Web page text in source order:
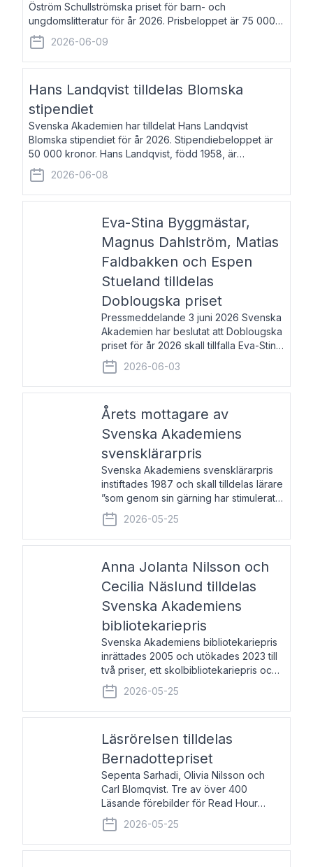
Öström Schullströmska priset för barn- och
ungdomslitteratur för år 2026. Prisbeloppet är 75 000
kronor vardera. Elin Bengtsson, född 1987, är författare
och forskare i genusvetenskap.
2026-06-09
Hans Landqvist tilldelas Blomska
stipendiet
Svenska Akademien har tilldelat Hans Landqvist
Blomska stipendiet för år 2026. Stipendiebeloppet är
50 000 kronor. Hans Landqvist, född 1958, är
professor i svenska vid Göteborgs universitet. Han
disputerade år 2000 på avhandlingen Författn
2026-06-08
Eva-Stina Byggmästar,
Magnus Dahlström, Matias
Faldbakken och Espen
Stueland tilldelas
Doblougska priset
Pressmeddelande 3 juni 2026 Svenska
Akademien har beslutat att Doblougska
priset för år 2026 skall tillfalla Eva-Stina
Byggmästar, Magnus Dahlström, Matias
Faldbakken samt Espen Stueland.
Prisbeloppet är 200 000 svenska
2026-06-03
Årets mottagare av
Svenska Akademiens
svensklärarpris
Svenska Akademiens svensklärarpris
instiftades 1987 och skall tilldelas lärare
”som genom sin gärning har stimulerat
intresset hos unga människor för
svenska språket och litteraturen”.
Prisutdelning och samtal med
2026-05-25
Anna Jolanta Nilsson och
Cecilia Näslund tilldelas
Svenska Akademiens
bibliotekariepris
Svenska Akademiens bibliotekariepris
inrättades 2005 och utökades 2023 till
två priser, ett skolbibliotekariepris och
ett folkbibliotekariepris. Priserna skall
tilldelas bibliotekarier vid svenska folk-
och skolbibliotek som gjort värdefull
2026-05-25
Läsrörelsen tilldelas
Bernadottepriset
Sepenta Sarhadi, Olivia Nilsson och
Carl Blomqvist. Tre av över 400
Läsande förebilder för Read Hour
Sverige. Foto: Michael Wall. Den ideella
föreningen Läsrörelsen tilldelas
Bernadottepriset 2026 för att den
2026-05-25